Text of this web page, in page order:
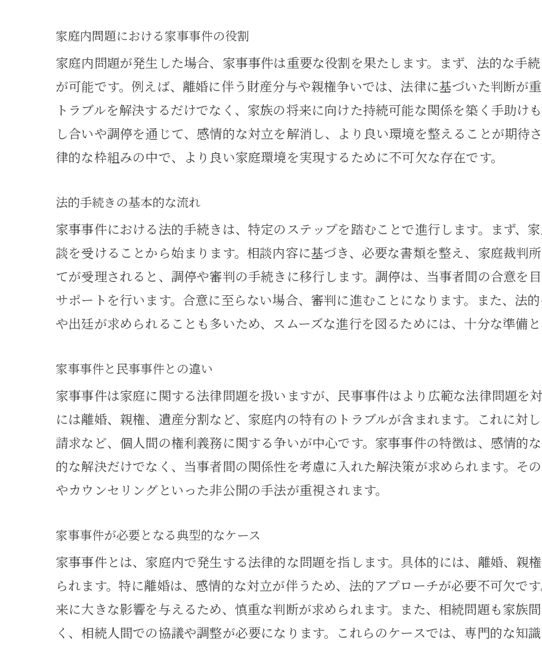
親権問題を解決するための家事事件の活用法
親権とは何か？基本的な理解
親権争いを避けるための法的手段
共同親権のメリットとデメリット
親権者変更の法的手続き
子どもの意見を尊重する方法
相続問題の解決に向けた家事事件のアプローチ
相続の基本的な法的知識
遺言の作成と家事事件の関係
遺産分割協議のポイント
相続放棄の手続きと注意点
家事事件で重要な専門知識とその適用事例
法律専門家が持つべき知識とスキル
家事事件の成功事例から学ぶ
専門知識を活用した問題解決の流れ
実務に役立つ法律資料の紹介
感情的な家庭問題に冷静な法的アプローチを取り入
感情をコントロールする方法
第三者の視点から見た法的解決
家庭内問題における家事事件の役割
家庭内問題が発生した場合、家事事件は重要な役割を果たします。まず、法的な手
が可能です。例えば、離婚に伴う財産分与や親権争いでは、法律に基づいた判断が
トラブルを解決するだけでなく、家族の将来に向けた持続可能な関係を築く手助け
し合いや調停を通じて、感情的な対立を解消し、より良い環境を整えることが期待
律的な枠組みの中で、より良い家庭環境を実現するために不可欠な存在です。
法的手続きの基本的な流れ
家事事件における法的手続きは、特定のステップを踏むことで進行します。まず、
談を受けることから始まります。相談内容に基づき、必要な書類を整え、家庭裁判
てが受理されると、調停や審判の手続きに移行します。調停は、当事者間の合意を
サポートを行います。合意に至らない場合、審判に進むことになります。また、法
や出廷が求められることも多いため、スムーズな進行を図るためには、十分な準備
家事事件と民事事件との違い
家事事件は家庭に関する法律問題を扱いますが、民事事件はより広範な法律問題を
には離婚、親権、遺産分割など、家庭内の特有のトラブルが含まれます。これに対
請求など、個人間の権利義務に関する争いが中心です。家事事件の特徴は、感情的
的な解決だけでなく、当事者間の関係性を考慮に入れた解決策が求められます。そ
やカウンセリングといった非公開の手法が重視されます。
家事事件が必要となる典型的なケース
家事事件とは、家庭内で発生する法律的な問題を指します。具体的には、離婚、親
られます。特に離婚は、感情的な対立が伴うため、法的アプローチが必要不可欠で
来に大きな影響を与えるため、慎重な判断が求められます。また、相続問題も家族
く、相続人間での協議や調整が必要になります。これらのケースでは、専門的な知